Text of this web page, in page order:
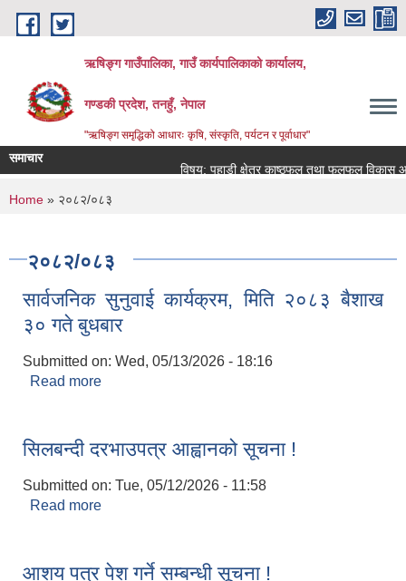
Skip to main content
ऋषिङ्ग गाउँपालिका, गाउँ कार्यपालिकाको कार्यालय,
गण्डकी प्रदेश, तनहुँ, नेपाल
"ऋषिङ्ग समृद्धिको आधारः कृषि, संस्कृति, पर्यटन र पूर्वाधार"
समाचार
विषय: पहाडी क्षेत्र काष्ठफल तथा फलफूल विकास
You are here
Home » २०८२/०८३
२०८२/०८३
सार्वजनिक सुनुवाई कार्यक्रम, मिति २०८३ बैशाख
३० गते बुधबार
Submitted on: Wed, 05/13/2026 - 18:16
Read more
सिलबन्दी दरभाउपत्र आह्वानको सूचना !
Submitted on: Tue, 05/12/2026 - 11:58
Read more
आशय पत्र पेश गर्ने सम्बन्धी सूचना !